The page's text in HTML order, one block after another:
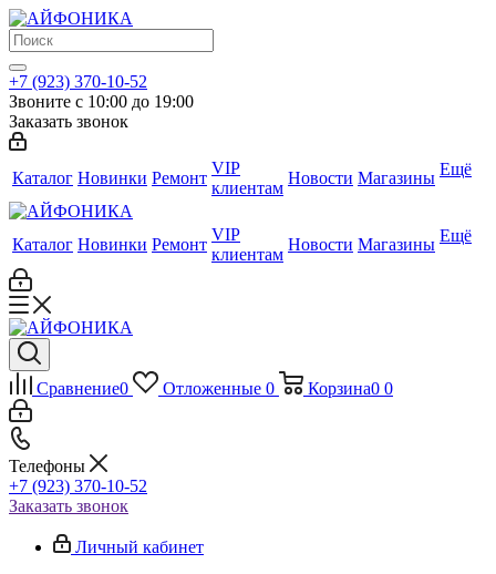
+7 (923) 370-10-52
Звоните с 10:00 до 19:00
Заказать звонок
Каталог Новинки Ремонт
VIP
клиентам
Новости Магазины Ещё
Каталог Новинки Ремонт
VIP
клиентам
Новости Магазины Ещё
Сравнение0 Отложенные 0 Корзина0 0
Телефоны
+7 (923) 370-10-52
Заказать звонок
Личный кабинет